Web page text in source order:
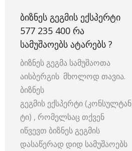
ᲑᲘᲖᲜᲔᲡ ᲒᲔᲒᲛᲘᲡ ᲔᲥᲡᲞᲔᲠᲢᲘ
577 235 400 ᲠᲐ
ᲡᲐᲛᲣᲨᲐᲝᲔᲑᲡ ᲐᲢᲐᲠᲔᲑᲡ ?
ბიზნეს გეგმა სამუშაოთა
აისბერგის მხოლოდ თავია.
ბიზნეს
გეგმის ექსპერტი (კონსულტან
ტი) , რომელსაც თქვენ
იწვევთ ბიზნეს გეგმის
დასაწერად დიდ სამუშაოებს